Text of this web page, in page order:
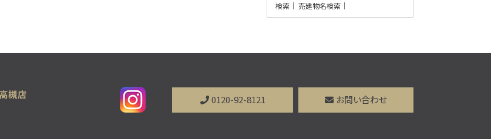
駅 バス12分 芝生住宅東
口下車 バス停 徒歩3分
検索
売建物名検索
0120-92-8121 お問い合わせ